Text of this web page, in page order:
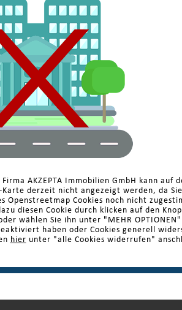
AKZEPTA Immobilien GmbH kann auf
Karte derzeit nicht angezeigt werden, da
Openstreetmap Cookies noch nicht
diesen Cookie durch klicken auf den
wählen Sie ihn unter "MEHR
haben oder Cookies generell
hier unter "alle Cookies widerrufen"